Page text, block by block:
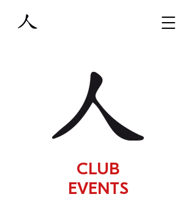
CLUB
EVENTS